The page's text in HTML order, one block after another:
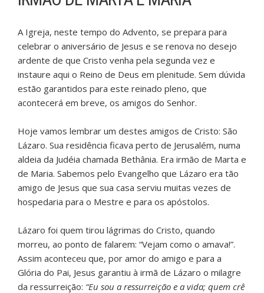
A Igreja, neste tempo do Advento, se prepara para
celebrar o aniversário de Jesus e se renova no desejo
ardente de que Cristo venha pela segunda vez e
instaure aqui o Reino de Deus em plenitude. Sem dúvida
estão garantidos para este reinado pleno, que
acontecerá em breve, os amigos do Senhor.
Hoje vamos lembrar um destes amigos de Cristo: São
Lázaro. Sua residência ficava perto de Jerusalém, numa
aldeia da Judéia chamada Bethânia. Era irmão de Marta e
de Maria. Sabemos pelo Evangelho que Lázaro era tão
amigo de Jesus que sua casa serviu muitas vezes de
hospedaria para o Mestre e para os apóstolos.
Lázaro foi quem tirou lágrimas do Cristo, quando
morreu, ao ponto de falarem: “Vejam como o amava!”.
Assim aconteceu que, por amor do amigo e para a
Glória do Pai, Jesus garantiu à irmã de Lázaro o milagre
da ressurreição: “Eu sou a ressurreição e a vida; quem crê